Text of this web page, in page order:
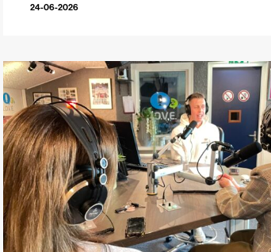
24-06-2026